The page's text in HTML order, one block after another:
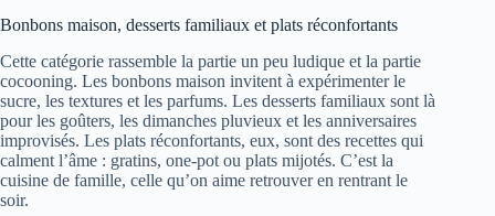
Bonbons maison, desserts familiaux et plats réconfortants
Cette catégorie rassemble la partie un peu ludique et la partie
cocooning. Les bonbons maison invitent à expérimenter le
sucre, les textures et les parfums. Les desserts familiaux sont là
pour les goûters, les dimanches pluvieux et les anniversaires
improvisés. Les plats réconfortants, eux, sont des recettes qui
calment l’âme : gratins, one-pot ou plats mijotés. C’est la
cuisine de famille, celle qu’on aime retrouver en rentrant le
soir.